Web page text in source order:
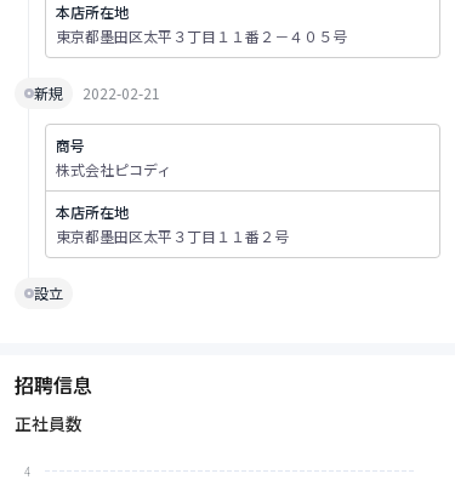
本店所在地
東京都墨田区太平３丁目１１番２－４０５号
新規 2022-02-21
商号
株式会社ピコディ
本店所在地
東京都墨田区太平３丁目１１番２号
設立
招聘信息
正社員数
4